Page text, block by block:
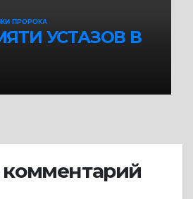
ПРОРОКА
УСТАЗОВ В